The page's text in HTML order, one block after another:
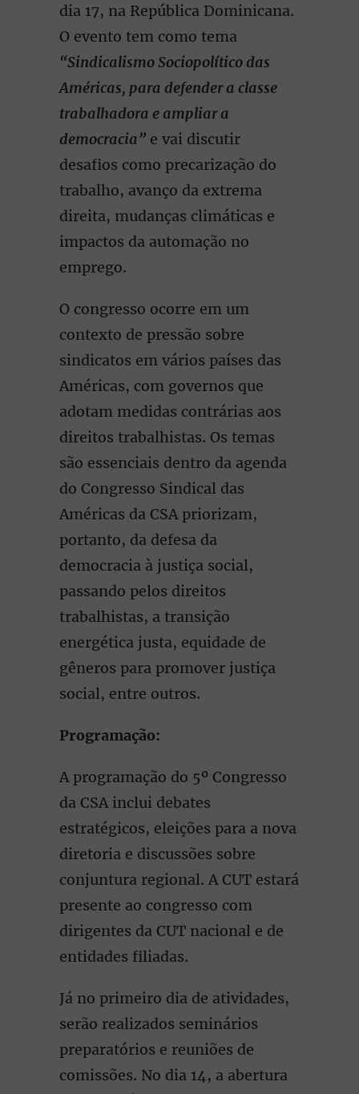
dia 17, na República Dominicana.
O evento tem como tema
“Sindicalismo Sociopolítico das
Américas, para defender a classe
trabalhadora e ampliar a
democracia” e vai discutir
desafios como precarização do
trabalho, avanço da extrema
direita, mudanças climáticas e
impactos da automação no
emprego.
O congresso ocorre em um
contexto de pressão sobre
sindicatos em vários países das
Américas, com governos que
adotam medidas contrárias aos
direitos trabalhistas. Os temas
são essenciais dentro da agenda
do Congresso Sindical das
Américas da CSA priorizam,
portanto, da defesa da
democracia à justiça social,
passando pelos direitos
trabalhistas, a transição
energética justa, equidade de
gêneros para promover justiça
social, entre outros.
Programação:
A programação do 5º Congresso
da CSA inclui debates
estratégicos, eleições para a nova
diretoria e discussões sobre
conjuntura regional. A CUT estará
presente ao congresso com
dirigentes da CUT nacional e de
entidades filiadas.
Já no primeiro dia de atividades,
serão realizados seminários
preparatórios e reuniões de
comissões. No dia 14, a abertura